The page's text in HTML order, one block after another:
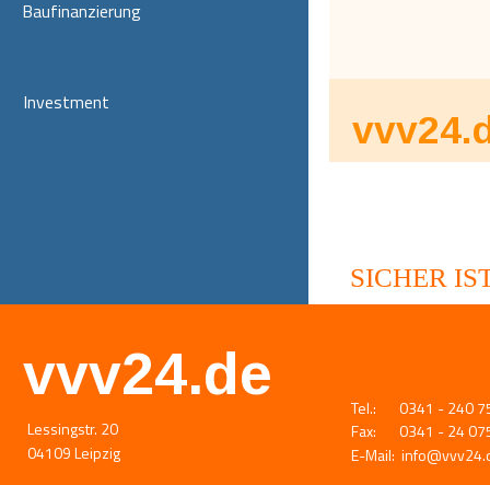
Lessingstr. 20
04109 Leipzig
Tel.:       0341 - 240
Fax:       0341 - 24
E-Mail:
vvv24.de
SICHER
Baufinanzierung
Investment